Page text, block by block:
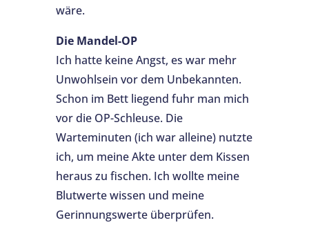
wäre.
Die Mandel-OP
Ich hatte keine Angst, es war mehr
Unwohlsein vor dem Unbekannten.
Schon im Bett liegend fuhr man mich
vor die OP-Schleuse. Die
Warteminuten (ich war alleine) nutzte
ich, um meine Akte unter dem Kissen
heraus zu fischen. Ich wollte meine
Blutwerte wissen und meine
Gerinnungswerte überprüfen.